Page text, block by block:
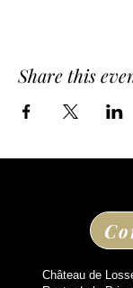
Share this
Château de